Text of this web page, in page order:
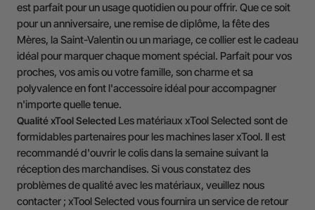
est parfait pour un usage quotidien ou pour offrir. Que ce soit
pour un anniversaire, une remise de diplôme, la fête des
Mères, la Saint-Valentin ou un mariage, ce collier est le cadeau
idéal pour marquer chaque moment spécial. Parfait pour vos
proches, vos amis ou votre famille, son charme et sa
polyvalence en font l'accessoire idéal pour accompagner
n'importe quelle tenue.
Qualité xTool Selected Les matériaux xTool Selected sont de
formidables partenaires pour les machines laser xTool. Il est
recommandé d'ouvrir le colis dans la semaine suivant la
réception des marchandises. Si vous constatez des
problèmes de qualité avec les matériaux, veuillez nous
contacter ; xTool Selected vous fournira un service de retour